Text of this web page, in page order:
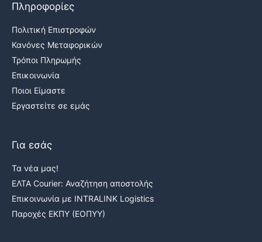
Πληροφορίες
Πολιτική Επιστροφών
Κανόνες Μεταφορικών
Τρόποι Πληρωμής
Επικοινωνία
Ποιοι Είμαστε
Εργαστείτε σε εμάς
Για εσάς
Τα νέα μας!
ΕΛΤΑ Courier: Αναζήτηση αποστολής
Επικοινωνία με INTRALINK Logistics
Παροχές ΕΚΠΥ (ΕΟΠΥΥ)